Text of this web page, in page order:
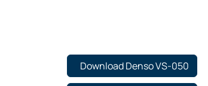
Download Denso VS-050